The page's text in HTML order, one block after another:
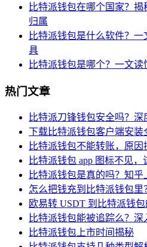
比特派钱包在哪个国家？
归属
比特派钱包是什么软件？
具
比特派钱包是哪个？一文
热门文章
比特派刀锋钱包安全吗？
下载比特派钱包客户端安装
比特派钱包不能转账，原
比特派钱包 app 图标不见，
比特派钱包是真的吗？知乎
怎么把钱充到比特派钱包里
欧易转 USDT 到比特派钱
比特派钱包能被追踪么？
比特派钱包上市时间揭秘